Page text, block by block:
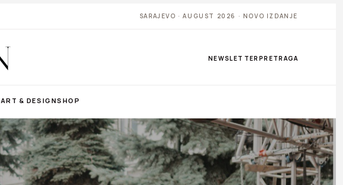
SARAJEVO · AUGUST 2026 · NOVO IZDANJE
NEWSLETTER PRETRAGA
ART & DESIGNSHOP